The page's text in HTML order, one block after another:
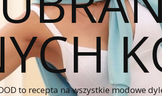
to recepta na wszystkie modowe